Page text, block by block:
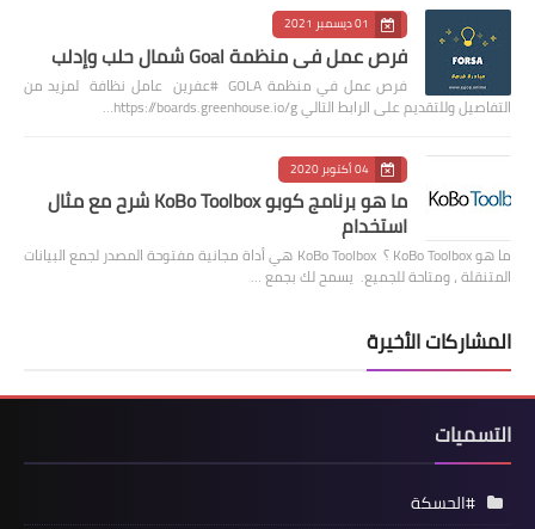
01 ديسمبر 2021
فرص عمل في منظمة Goal شمال حلب وإدلب
فرص عمل في منظمة GOLA #عفرين عامل نظافة لمزيد من
التفاصيل وللتقديم على الرابط التالي https://boards.greenhouse.io/g…
04 أكتوبر 2020
ما هو برنامج كوبو KoBo Toolbox شرح مع مثال
استخدام
ما هو KoBo Toolbox ؟ KoBo Toolbox هي أداة مجانية مفتوحة المصدر لجمع البيانات
المتنقلة ، ومتاحة للجميع. يسمح لك بجمع …
المشاركات الأخيرة
التسميات
#الحسكة